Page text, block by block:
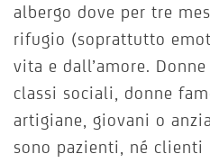
albergo dove per tre
rifugio (soprattutto
vita e dall’amore.
classi sociali, donne
artigiane, giovani o
sono pazienti, né clienti